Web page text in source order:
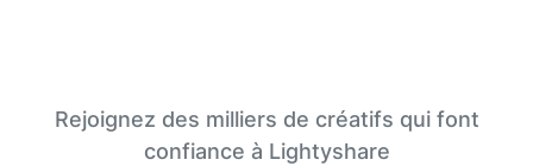
Rejoignez des milliers de créatifs qui font
confiance à Lightyshare